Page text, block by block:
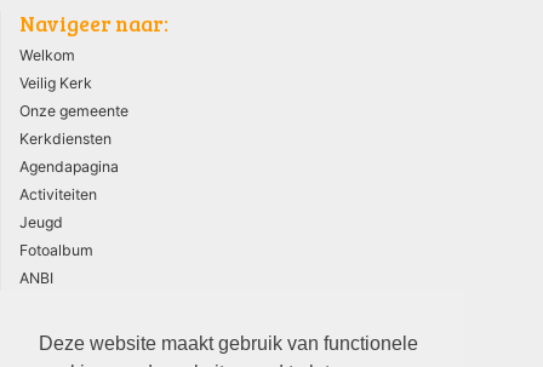
Deze website maakt gebruik van functionele
Navigeer naar:
Welkom
Veilig Kerk
Onze gemeente
Kerkdiensten
Agendapagina
Activiteiten
Jeugd
Fotoalbum
ANBI